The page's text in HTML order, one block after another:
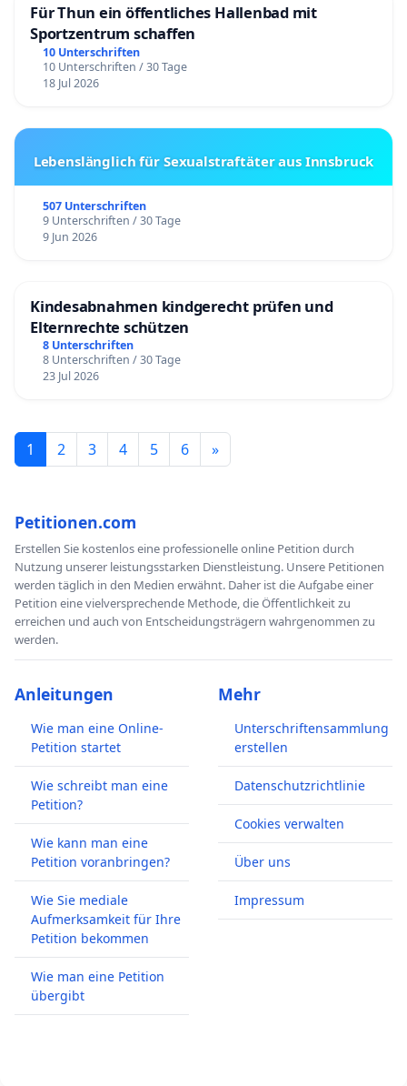
Für Thun ein öffentliches Hallenbad mit
Sportzentrum schaffen
10 Unterschriften
10 Unterschriften / 30 Tage
18 Jul 2026
Lebenslänglich für Sexualstraftäter aus Innsbruck
507 Unterschriften
9 Unterschriften / 30 Tage
9 Jun 2026
Kindesabnahmen kindgerecht prüfen und
Elternrechte schützen
8 Unterschriften
8 Unterschriften / 30 Tage
23 Jul 2026
1 2 3 4 5 6 »
Petitionen.com
Erstellen Sie kostenlos eine professionelle online Petition durch
Nutzung unserer leistungsstarken Dienstleistung. Unsere Petitionen
werden täglich in den Medien erwähnt. Daher ist die Aufgabe einer
Petition eine vielversprechende Methode, die Öffentlichkeit zu
erreichen und auch von Entscheidungsträgern wahrgenommen zu
werden.
Anleitungen
Wie man eine Online-
Petition startet
Wie schreibt man eine
Petition?
Wie kann man eine
Petition voranbringen?
Wie Sie mediale
Aufmerksamkeit für Ihre
Petition bekommen
Wie man eine Petition
übergibt
Mehr
Unterschriftensammlung
erstellen
Datenschutzrichtlinie
Cookies verwalten
Über uns
Impressum